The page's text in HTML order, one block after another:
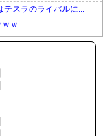
テスラのライバルに...
ｗ